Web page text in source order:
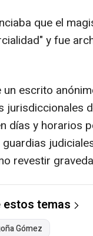
que el
y fue
escrito
jurisdiccionales
días y horarios
revestir
temas
Gómez